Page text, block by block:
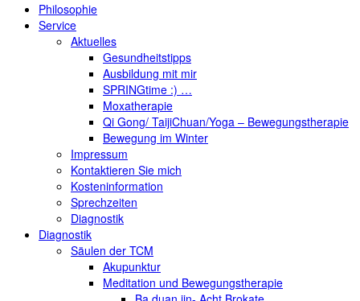
Philosophie
Service
Aktuelles
Gesundheitstipps
Ausbildung mit mir
SPRINGtime :) …
Moxatherapie
Qi Gong/ TaijiChuan/Yoga – Bewegungstherapie
Bewegung im Winter
Impressum
Kontaktieren Sie mich
Kosteninformation
Sprechzeiten
Diagnostik
Diagnostik
Säulen der TCM
Akupunktur
Meditation und Bewegungstherapie